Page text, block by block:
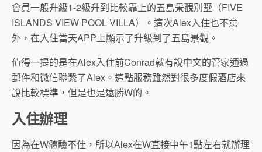
會員一般升級1-2級升到比較靠上的五島景觀別墅（FIVE
ISLANDS VIEW POOL VILLA）。這次Alex入住也不意
外，在入住當天APP上顯示了升級到了五島景觀。
值得一提的是在Alex入住前Conrad就有說中文的管家通過
郵件和微信聯繫了Alex。這點服務雖然對很多度假酒店來
說比較標準，但是也是遠勝W的。
入住辦理
因為在W體驗不佳，所以Alex在W直接中午1點左右就辦理